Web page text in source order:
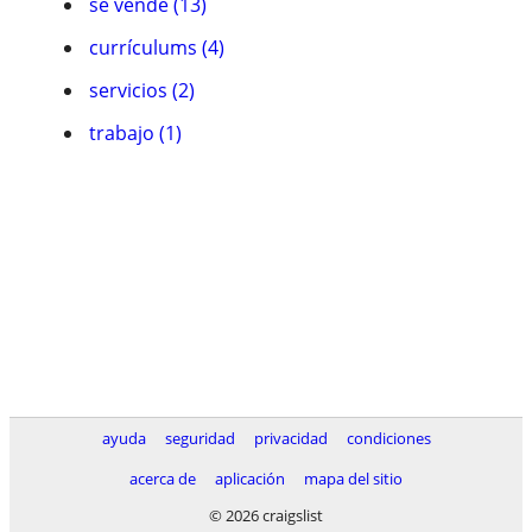
currículums (4)
servicios (2)
trabajo (1)
ayuda seguridad privacidad
condiciones
acerca de
aplicación
mapa del sitio
© 2026 craigslist